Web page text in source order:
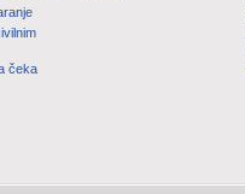
čeka